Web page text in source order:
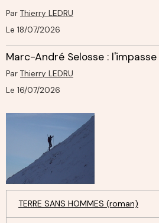
Par Thierry LEDRU
Le 18/07/2026
Marc-André Selosse :
Par Thierry LEDRU
Le 16/07/2026
TERRE SANS HOMMES (roman)